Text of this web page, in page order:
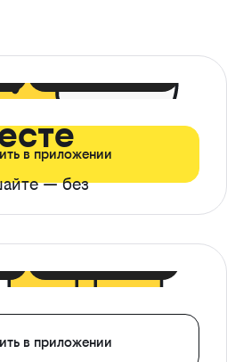
— без
в приложении
в приложении